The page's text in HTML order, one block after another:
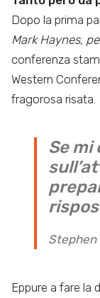
Dopo la prima
Mark Haynes,
conferenza
Western
fragorosa risata.
Se
Stephen
Eppure a fare la